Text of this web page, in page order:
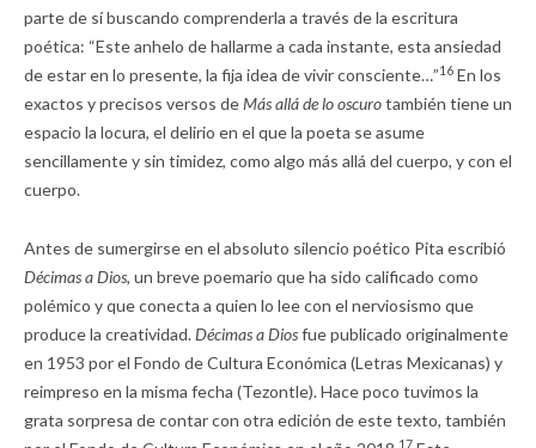
parte de sí buscando comprenderla a través de la escritura
poética: “Este anhelo de hallarme a cada instante, esta ansiedad
de estar en lo presente, la fija idea de vivir consciente…”16 En los
exactos y precisos versos deMás allá de lo oscurotambién tiene un
espacio la locura, el delirio en el que la poeta se asume
sencillamente y sin timidez, como algo más allá del cuerpo, y con el
cuerpo.
Antes de sumergirse en el absoluto silencio poético Pita escribió
Décimas a Dios, un breve poemario que ha sido calificado como
polémico y que conecta a quien lo lee con el nerviosismo que
produce la creatividad.Décimas a Diosfue publicado originalmente
en 1953 por el Fondo de Cultura Económica (Letras Mexicanas) y
reimpreso en la misma fecha (Tezontle). Hace poco tuvimos la
grata sorpresa de contar con otra edición de este texto, también
17